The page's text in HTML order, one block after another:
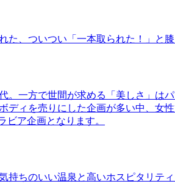
、ついつい「一本取られた！」と
一方で世間が求める「美しさ」は
ィを売りにした企画が多い中、女
ビア企画となります。
ちのいい温泉と高いホスピタリテ